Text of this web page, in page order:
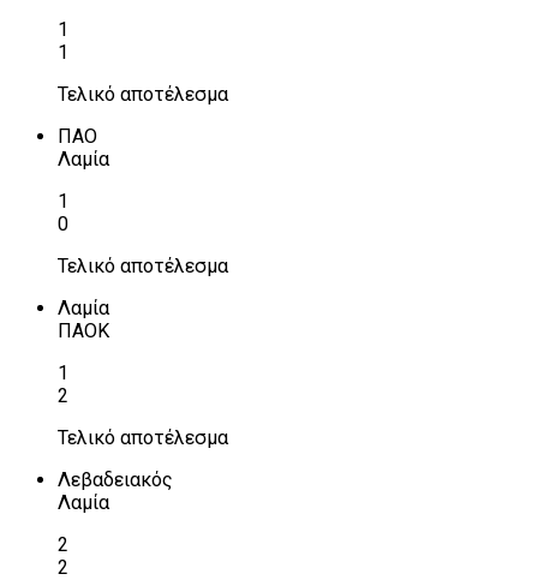
1
1
Τελικό αποτέλεσμα
ΠΑΟ
Λαμία
1
0
Τελικό αποτέλεσμα
Λαμία
ΠΑΟΚ
1
2
Τελικό αποτέλεσμα
Λεβαδειακός
Λαμία
2
2